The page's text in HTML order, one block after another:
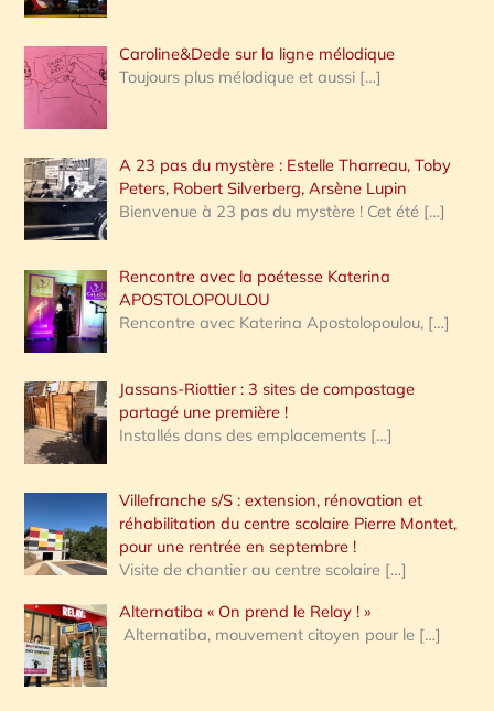
Caroline&Dede sur la ligne mélodique
Toujours plus mélodique et aussi […]
A 23 pas du mystère : Estelle Tharreau, Toby
Peters, Robert Silverberg, Arsène Lupin
Bienvenue à 23 pas du mystère ! Cet été […]
Rencontre avec la poétesse Katerina
APOSTOLOPOULOU
Rencontre avec Katerina Apostolopoulou, […]
Jassans-Riottier : 3 sites de compostage
partagé une première !
Installés dans des emplacements […]
Villefranche s/S : extension, rénovation et
réhabilitation du centre scolaire Pierre Montet,
pour une rentrée en septembre !
Visite de chantier au centre scolaire […]
Alternatiba « On prend le Relay ! »
Alternatiba, mouvement citoyen pour le […]